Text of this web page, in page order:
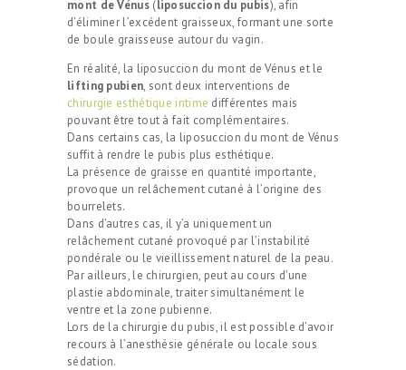
mont de Vénus(liposuccion du pubis), afin
d’éliminer l’excédent graisseux, formant une sorte
de boule graisseuse autour du vagin.
En réalité, la liposuccion du mont de Vénus et le
lifting pubien, sont deux interventions de
chirurgie esthétique intime différentes mais
pouvant être tout à fait complémentaires.
Dans certains cas, la liposuccion du mont de Vénus
suffit à rendre le pubis plus esthétique.
La présence de graisse en quantité importante,
provoque un relâchement cutané à l’origine des
bourrelets.
Dans d’autres cas, il y’a uniquement un
relâchement cutané provoqué par l’instabilité
pondérale ou le vieillissement naturel de la peau.
Par ailleurs, le chirurgien, peut au cours d’une
plastie abdominale, traiter simultanément le
ventre et la zone pubienne.
Lors de la chirurgie du pubis, il est possible d’avoir
recours à l’anesthésie générale ou locale sous
sédation.